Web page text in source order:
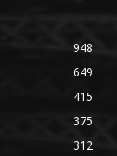
948
649
415
375
312